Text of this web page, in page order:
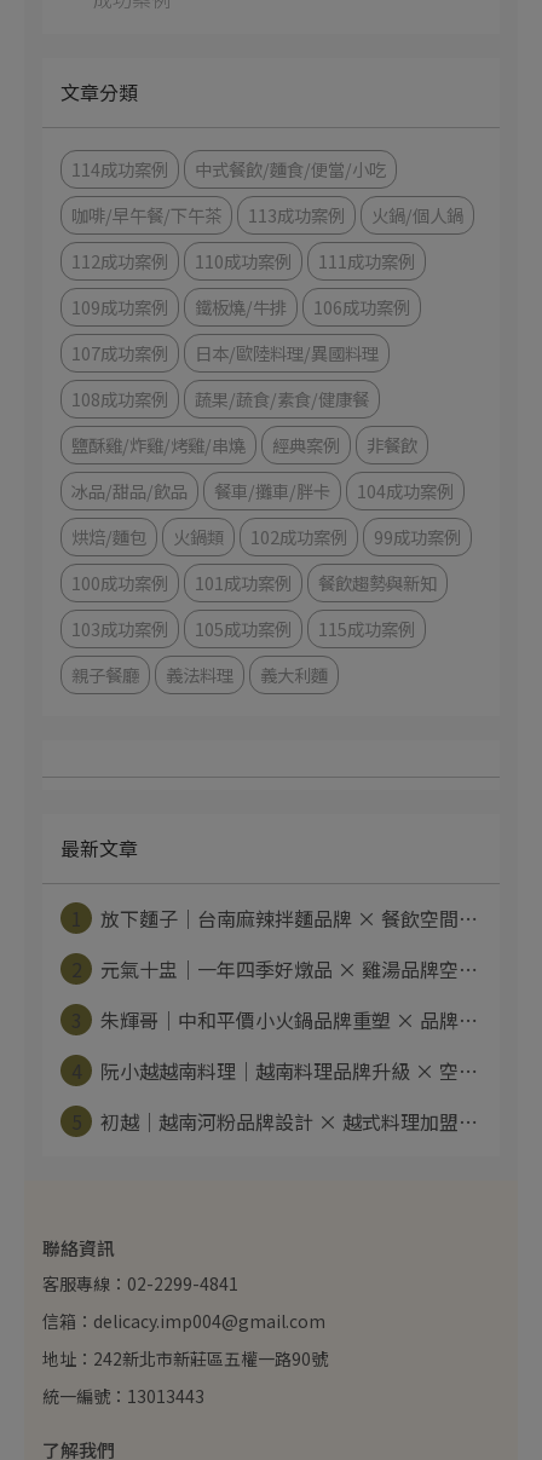
文章分類
114成功案例
中式餐飲/麵食/便當/小吃
咖啡/早午餐/下午茶
113成功案例
火鍋/個人鍋
112成功案例
110成功案例
111成功案例
109成功案例
鐵板燒/牛排
106成功案例
107成功案例
日本/歐陸料理/異國料理
108成功案例
蔬果/蔬食/素食/健康餐
鹽酥雞/炸雞/烤雞/串燒
經典案例
非餐飲
冰品/甜品/飲品
餐車/攤車/胖卡
104成功案例
烘焙/麵包
火鍋類 102成功案例
99成功案例
100成功案例
101成功案例
餐飲趨勢與新知
103成功案例
105成功案例
115成功案例
親子餐廳
義法料理 義大利麵
最新文章
放下麵子｜台南麻辣拌麵品牌 × 餐飲空間⋯
元氣十盅｜一年四季好燉品 × 雞湯品牌空⋯
朱輝哥｜中和平價小火鍋品牌重塑 × 品牌⋯
阮小越越南料理｜越南料理品牌升級 × 空⋯
初越｜越南河粉品牌設計 × 越式料理加盟⋯
聯絡資訊
客服專線：02-2299-4841
信箱：delicacy.imp004@gmail.com
地址：242新北市新莊區五權一路90號
統一編號：13013443
了解我們